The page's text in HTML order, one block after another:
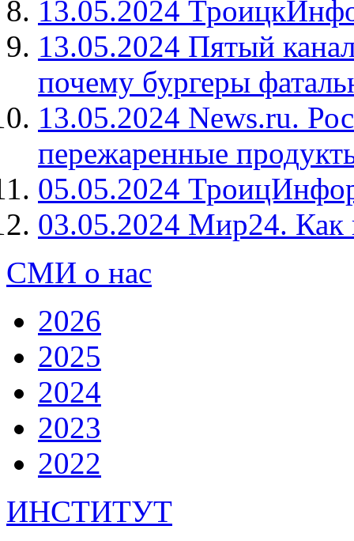
13.05.2024
13.05.2024 Пятый
почему бургеры
13.05.2024 News.ru.
пережаренные
05.05.2024
03.05.2024 Мир24. Как
СМИ о нас
2026
2025
2024
2023
2022
ИНСТИТУТ